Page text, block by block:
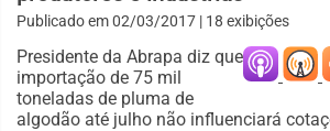
Publicado em02/03/2017 | 18 exibições
Presidente da Abrapa diz que
importação de 75 mil
toneladas de pluma de
algodão até julho não influenciará